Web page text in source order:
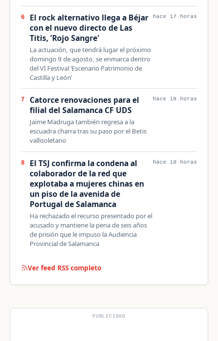
6
El rock alternativo llega a Béjar
con el nuevo directo de Las
Titis, 'Rojo Sangre'
La actuación, que tendrá lugar el próximo
domingo 9 de agosto, se enmarca dentro
del VI Festival ‘Escenario Patrimonio de
Castilla y León’
hace 17 horas
7
Catorce renovaciones para el
filial del Salamanca CF UDS
Jaime Madruga también regresa a la
escuadra charra tras su paso por el Betis
vallisoletano
hace 18 horas
8
El TSJ confirma la condena al
colaborador de la red que
explotaba a mujeres chinas en
un piso de la avenida de
Portugal de Salamanca
Ha rechazado el recurso presentado por el
acusado y mantiene la pena de seis años
de prisión que le impuso la Audiencia
Provincial de Salamanca
hace 18 horas
Ver feed RSS completo
PUBLICIDAD